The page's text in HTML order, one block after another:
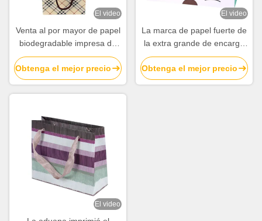
El video
Venta al por mayor de papel
biodegradable impresa de
encargo de las bolsas con
Bowknot
Obtenga el mejor precio
El video
La marca de papel fuerte de
la extra grande de encargo
empaqueta la impresión del
coste con la laminación
brillante
Obtenga el mejor precio
El video